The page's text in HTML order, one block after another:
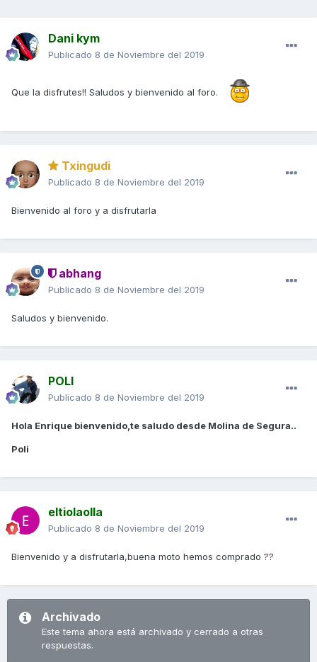
Dani kym
Publicado 8 de Noviembre del 2019
Que la disfrutes!! Saludos y bienvenido al foro.
Txingudi
Publicado 8 de Noviembre del 2019
Bienvenido al foro y a disfrutarla
abhang
Publicado 8 de Noviembre del 2019
Saludos y bienvenido.
POLI
Publicado 8 de Noviembre del 2019
Hola Enrique bienvenido,te saludo desde Molina de Segura..
Poli
eltiolaolla
Publicado 8 de Noviembre del 2019
Bienvenido y a disfrutarla,buena moto hemos comprado ??
Archivado
Este tema ahora está archivado y cerrado a otras
respuestas.